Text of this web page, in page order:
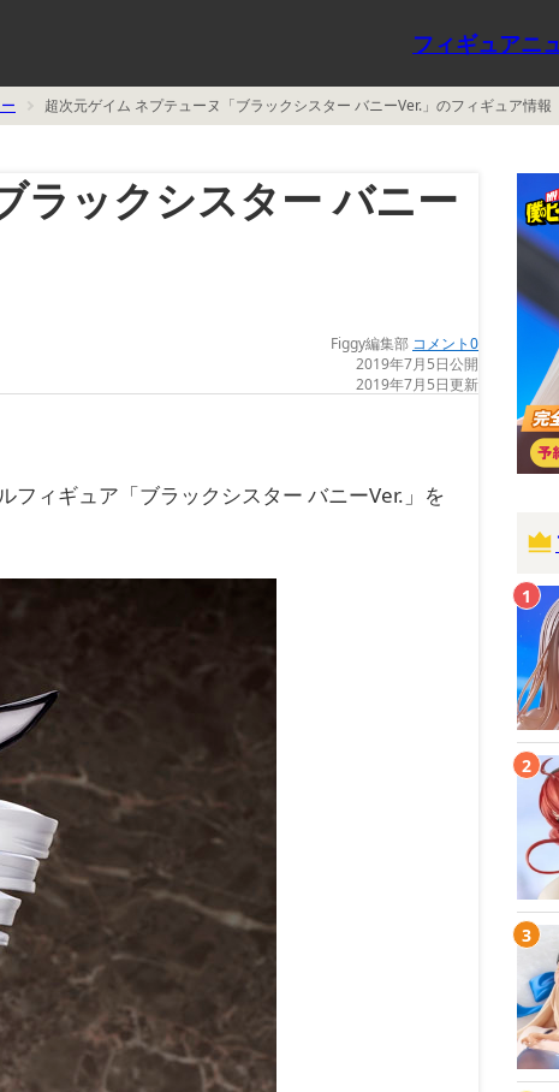
フィギュアニ
超次元ゲイム ネプテューヌ「ブラックシスター バニーVer.」のフィギュア情報
ラックシスター バニー
Figgy編集部 コメント0
2019年7月5日公開
2019年7月5日更新
フィギュア「ブラックシスター バニーVer.」を
1
2
3